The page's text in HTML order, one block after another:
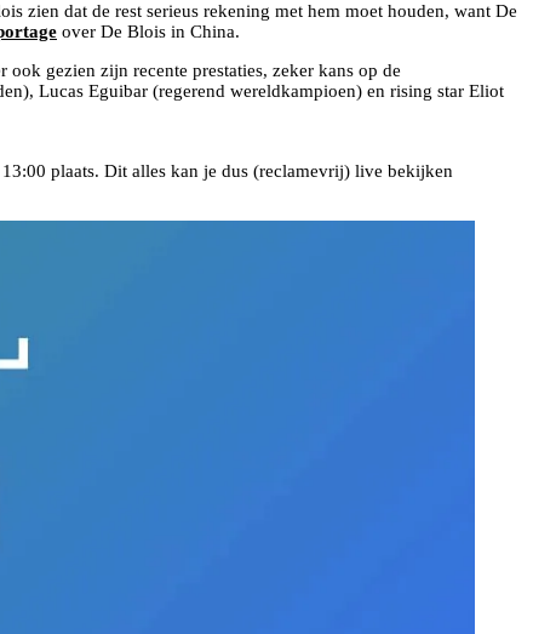
zien dat de rest serieus rekening met hem moet houden, want De
over De Blois in China.
gezien zijn recente prestaties, zeker kans op de
Lucas Eguibar (regerend wereldkampioen) en rising star Eliot
plaats. Dit alles kan je dus (reclamevrij) live bekijken